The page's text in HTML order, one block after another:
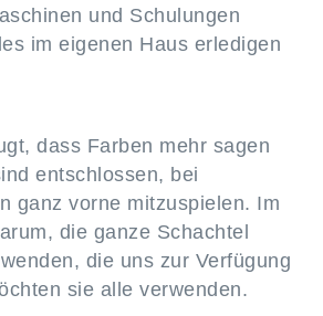
und Schulungen
im eigenen Haus erledigen
dass Farben mehr sagen
entschlossen, bei
ganz vorne mitzuspielen. Im
die ganze Schachtel
die uns zur Verfügung
sie alle verwenden.